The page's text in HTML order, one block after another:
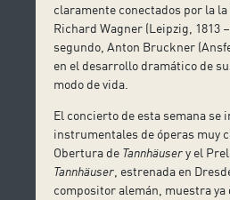
claramente conectados por la
Richard Wagner (Leipzig, 1813
segundo, Anton Bruckner
en el desarrollo dramático de
modo de vida.
El concierto de esta semana se
instrumentales de óperas muy
Obertura de Tannhäusery el
Tannhäuser , estrenada en
compositor alemán, muestra